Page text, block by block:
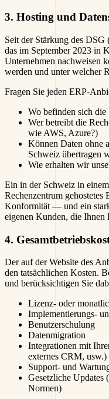
3. Hosting und
Seit der Stärkung des DSG
das im September 2023 in
Unternehmen nachweisen
werden und unter welcher
Fragen Sie jeden ERP-
Wo befinden sich
Wer betreibt die
wie AWS, Azure?)
Können Daten ohne
Schweiz übertragen
Wie erhalten wir
Ein in der Schweiz in
Rechenzentrum
Konformität — und ein
eigenen Kunden, die Ihnen
4.
Der auf der Website des
den tatsächlichen Kosten.
und berücksichtigen Sie
Lizenz- oder
Implementierungs-
Benutzerschulung
Datenmigration
Integrationen mit
externes CRM, usw.)
Support- und
Gesetzliche Updates
Normen)